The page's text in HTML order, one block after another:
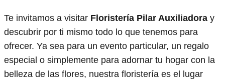
Te invitamos a visitar Floristería Pilar Auxiliadora y
descubrir por ti mismo todo lo que tenemos para
ofrecer. Ya sea para un evento particular, un regalo
especial o simplemente para adornar tu hogar con la
belleza de las flores, nuestra floristería es el lugar